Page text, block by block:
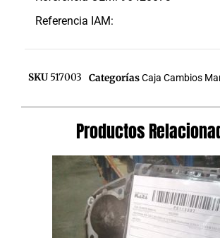
Referencia IAM:
SKU 517003 CategoríasCaja Cambios
Productos